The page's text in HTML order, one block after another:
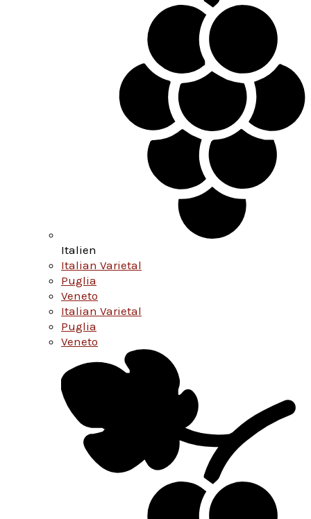
Italien
Italian Varietal
Puglia
Veneto
Italian Varietal
Puglia
Veneto